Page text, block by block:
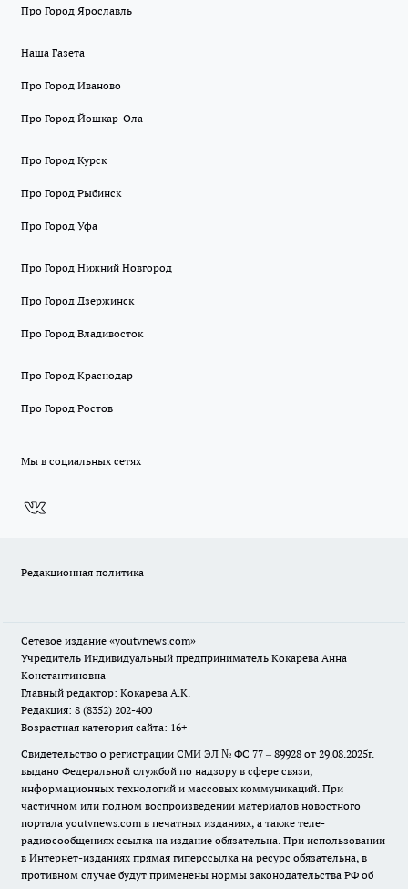
Про Город Ярославль
Наша Газета
Про Город Иваново
Про Город Йошкар-Ола
Про Город Курск
Про Город Рыбинск
Про Город Уфа
Про Город Нижний Новгород
Про Город Дзержинск
Про Город Владивосток
Про Город Краснодар
Про Город Ростов
Мы в социальных сетях
Редакционная политика
Сетевое издание «youtvnews.com»
Учредитель Индивидуальный предприниматель Кокарева Анна
Константиновна
Главный редактор: Кокарева А.К.
Редакция: 8 (8352) 202-400
Возрастная категория сайта: 16+
Свидетельство о регистрации СМИ ЭЛ № ФС 77 – 89928 от 29.08.2025г.
выдано Федеральной службой по надзору в сфере связи,
информационных технологий и массовых коммуникаций. При
частичном или полном воспроизведении материалов новостного
портала youtvnews.com в печатных изданиях, а также теле-
радиосообщениях ссылка на издание обязательна. При использовании
в Интернет-изданиях прямая гиперссылка на ресурс обязательна, в
противном случае будут применены нормы законодательства РФ об